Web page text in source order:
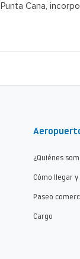
Punta Cana,
¿Quiénes
Cómo llegar
Paseo
Cargo